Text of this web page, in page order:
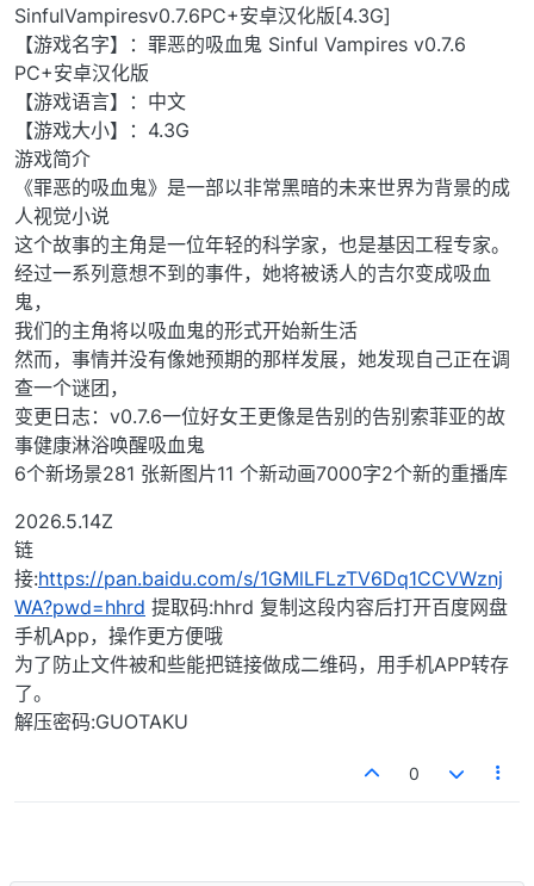
SinfulVampiresv0.7.6PC+安卓汉化版[4.3G]
【游戏名字】：罪恶的吸血鬼 Sinful Vampires v0.7.6
PC+安卓汉化版
【游戏语言】：中文
【游戏大小】：4.3G
游戏简介
《罪恶的吸血鬼》是一部以非常黑暗的未来世界为背景的成
人视觉小说
这个故事的主角是一位年轻的科学家，也是基因工程专家。
经过一系列意想不到的事件，她将被诱人的吉尔变成吸血
鬼，
我们的主角将以吸血鬼的形式开始新生活
然而，事情并没有像她预期的那样发展，她发现自己正在调
查一个谜团，
变更日志：v0.7.6一位好女王更像是告别的告别索菲亚的故
事健康淋浴唤醒吸血鬼
6个新场景281 张新图片11 个新动画7000字2个新的重播库
2026.5.14Z
链
接:https://pan.baidu.com/s/1GMlLFLzTV6Dq1CCVWznj
WA?pwd=hhrd 提取码:hhrd 复制这段内容后打开百度网盘
手机App，操作更方便哦
为了防止文件被和些能把链接做成二维码，用手机APP转存
了。
解压密码:GUOTAKU
0